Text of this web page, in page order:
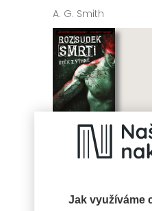
Jak využíváme
A. G. Smith
Rozsudek smrti